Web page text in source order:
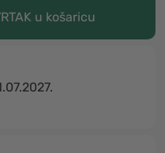
u košaricu